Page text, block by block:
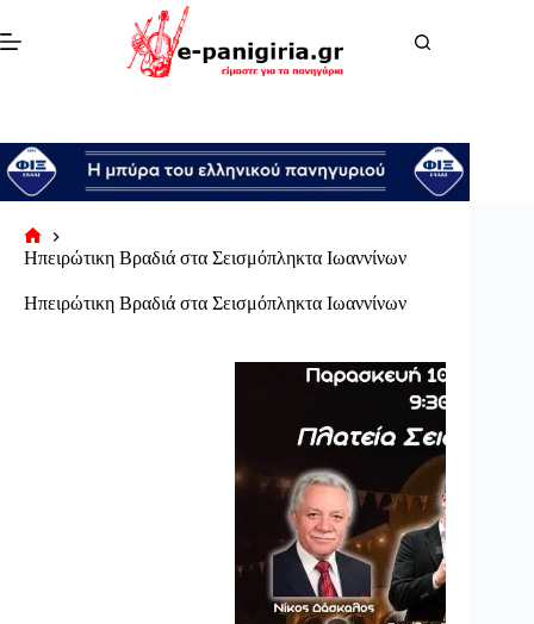
στο
περιεχόμενο
Αρχική
Ηπειρώτικη Βραδιά στα Σεισμόπληκτα Ιωαννίνων
Ηπειρώτικη Βραδιά στα Σεισμόπληκτα Ιωαννίνων